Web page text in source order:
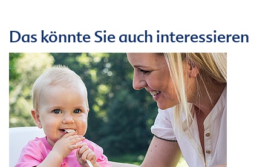
Das könnte Sie auch interessieren